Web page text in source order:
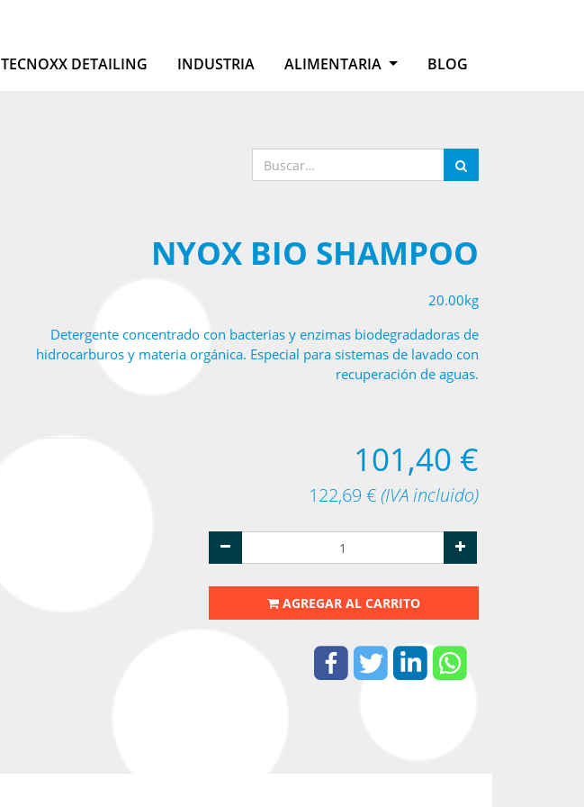
TECNOXX DETAILING INDUSTRIA ALIMENTARIA BLOG
NYOX BIO SHAMPOO
20.00kg
Detergente concentrado con bacterias y enzimas biodegradadoras de
hidrocarburos y materia orgánica. Especial para sistemas de lavado con
recuperación de aguas.
101,40 €
122,69 € (IVA incluido)
AGREGAR AL CARRITO